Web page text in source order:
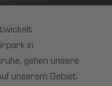
in
gehen unsere
unserem Gebiet